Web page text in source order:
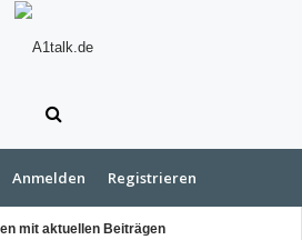
mit aktuellen Beiträgen
Anmelden Registrieren